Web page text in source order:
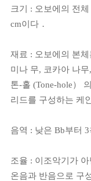
크기 : 오보에의 전
cm이다．
재료 : 오보에의 본
미나 무, 코카아 나
톤-홀 (Tone-hole）
리드를 구성하는 케
음역 : 낮은 Bb부터
조율 : 이조악기가
온음과 반음으로 구